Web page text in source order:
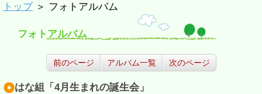
トップ＞ フォトアルバム
フォトアルバム
前のページ アルバム一覧 次のページ
はな組「4月生まれの誕生会」